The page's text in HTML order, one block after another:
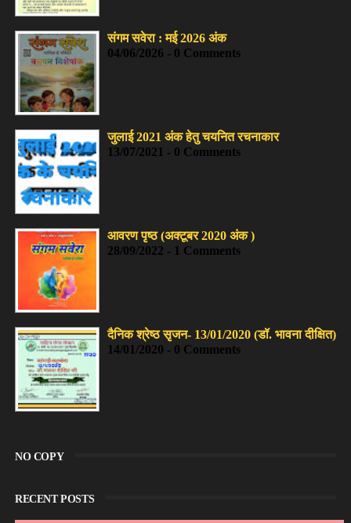
संगम सवेरा : मई 2026 अंक
04/06/2026 - 0 Comments
जुलाई 2021 अंक हेतु चयनित रचनाकार
13/07/2021 - 0 Comments
आवरण पृष्ठ (अक्टूबर 2020 अंक )
28/09/2022 - 1 Comments
दैनिक श्रेष्ठ सृजन- 13/01/2020 (डॉ. भावना दीक्षित)
14/01/2020 - 0 Comments
NO COPY
RECENT POSTS